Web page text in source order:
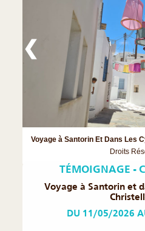
Voyage à Santorin Et Dans Les
Droits
❮
TÉMOIGNAGE -
Voyage à Santorin et
DU 11/05/2026